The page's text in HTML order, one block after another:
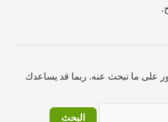
على ما تبحث عنه. ربما قد يساعدك